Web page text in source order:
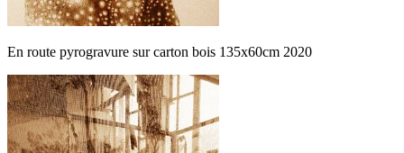
En route pyrogravure sur carton bois 135x60cm 2020